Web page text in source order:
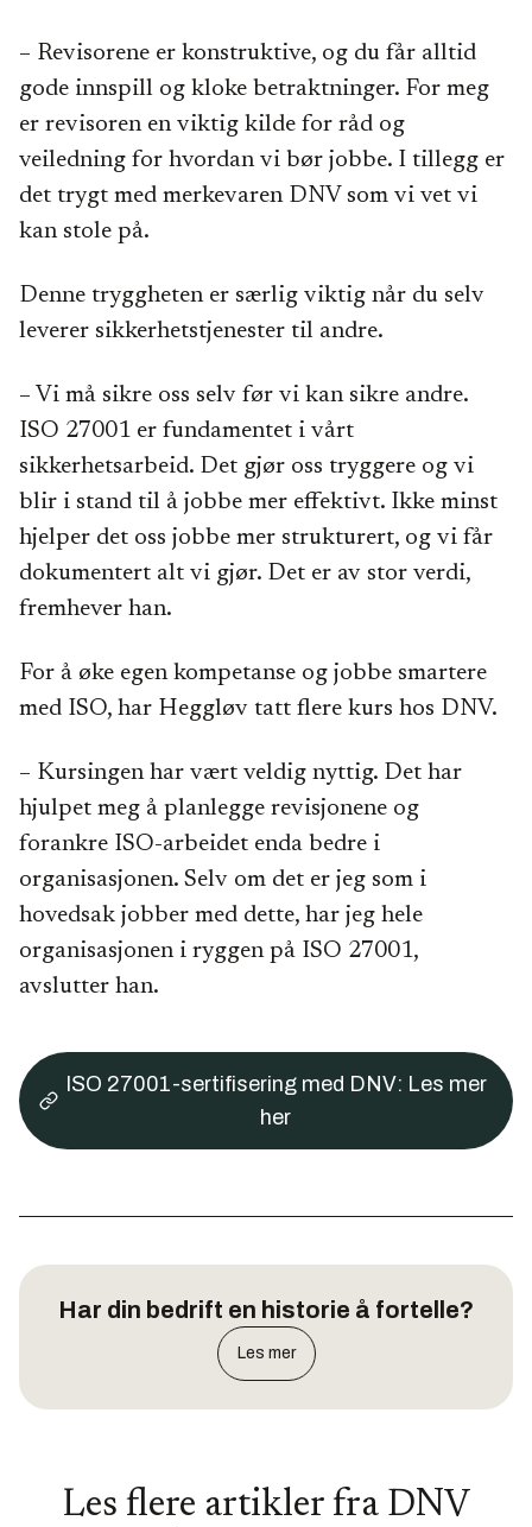
– Revisorene er konstruktive, og du får alltid
gode innspill og kloke betraktninger. For meg
er revisoren en viktig kilde for råd og
veiledning for hvordan vi bør jobbe. I tillegg er
det trygt med merkevaren DNV som vi vet vi
kan stole på.
Denne tryggheten er særlig viktig når du selv
leverer sikkerhetstjenester til andre.
– Vi må sikre oss selv før vi kan sikre andre.
ISO 27001 er fundamentet i vårt
sikkerhetsarbeid. Det gjør oss tryggere og vi
blir i stand til å jobbe mer effektivt. Ikke minst
hjelper det oss jobbe mer strukturert, og vi får
dokumentert alt vi gjør. Det er av stor verdi,
fremhever han.
For å øke egen kompetanse og jobbe smartere
med ISO, har Heggløv tatt flere kurs hos DNV.
– Kursingen har vært veldig nyttig. Det har
hjulpet meg å planlegge revisjonene og
forankre ISO-arbeidet enda bedre i
organisasjonen. Selv om det er jeg som i
hovedsak jobber med dette, har jeg hele
organisasjonen i ryggen på ISO 27001,
avslutter han.
ISO 27001-sertifisering med DNV: Les mer
her
Har din bedrift en historie å fortelle?
Les mer
Les flere artikler fra DNV